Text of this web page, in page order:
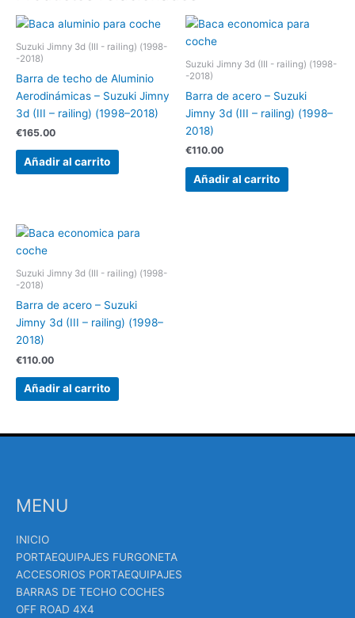
Suzuki Jimny 3d (III - railing) (1998-
-2018)
Barra de techo de Aluminio
Aerodinámicas – Suzuki Jimny
3d (III – railing) (1998–2018)
€165.00
Añadir al carrito
Suzuki Jimny 3d (III - railing) (1998-
-2018)
Barra de acero – Suzuki
Jimny 3d (III – railing) (1998–
2018)
€110.00
Añadir al carrito
Suzuki Jimny 3d (III - railing) (1998-
-2018)
Barra de acero – Suzuki
Jimny 3d (III – railing) (1998–
2018)
€110.00
Añadir al carrito
MENU
INICIO
PORTAEQUIPAJES FURGONETA
ACCESORIOS PORTAEQUIPAJES
BARRAS DE TECHO COCHES
OFF ROAD 4X4